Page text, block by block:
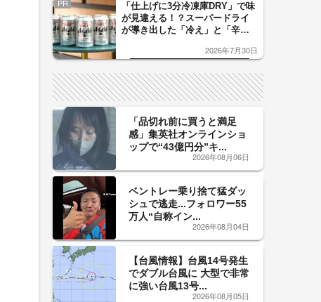
PR
「仕上げに3分冷凍庫DRY」で味
が見違える！？スーパードライ
が導き出した「冷え」と「辛
した「辛口カーブ」が飲み頃の
2026年7月30日
「品切れ前に買うと満足
感」集英社オンラインショ
ップで“43億円分”キ...
2026年08月06日
ベントレー乗り捨て猛ダッ
シュで逃走...フォロワー55
万人“自称イン...
2026年08月04日
【台風情報】台風14号発生
でダブル台風に 大型で非常
に強い台風13号...
2026年08月05日